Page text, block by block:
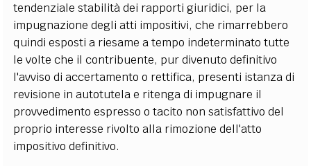
tendenziale stabilità dei rapporti giuridici, per la
impugnazione degli atti impositivi, che rimarrebbero
quindi esposti a riesame a tempo indeterminato tutte
le volte che il contribuente, pur divenuto definitivo
l'avviso di accertamento o rettifica, presenti istanza di
revisione in autotutela e ritenga di impugnare il
provvedimento espresso o tacito non satisfattivo del
proprio interesse rivolto alla rimozione dell'atto
impositivo definitivo.